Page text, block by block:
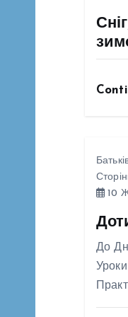
10
До
вдома, і
будь-
Домашнє
за
подібні